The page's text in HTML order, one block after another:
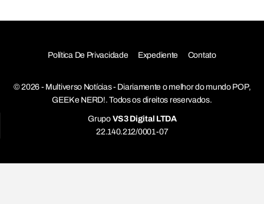
Política De Privacidade Expediente Contato
© 2026 - Multiverso Notícias - Diariamente o melhor do mundo POP,
GEEK e NERD!. Todos os direitos reservados.
Grupo VS3 Digital LTDA
22.140.212/0001-07